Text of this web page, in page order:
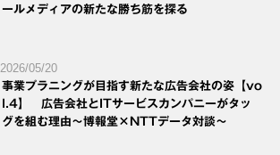
ールメディアの新たな勝ち筋を探る
2026/05/20
事業プラニングが目指す新たな広告会社の姿【vo
l.4】 広告会社とITサービスカンパニーがタッ
グを組む理由～博報堂×NTTデータ対談～